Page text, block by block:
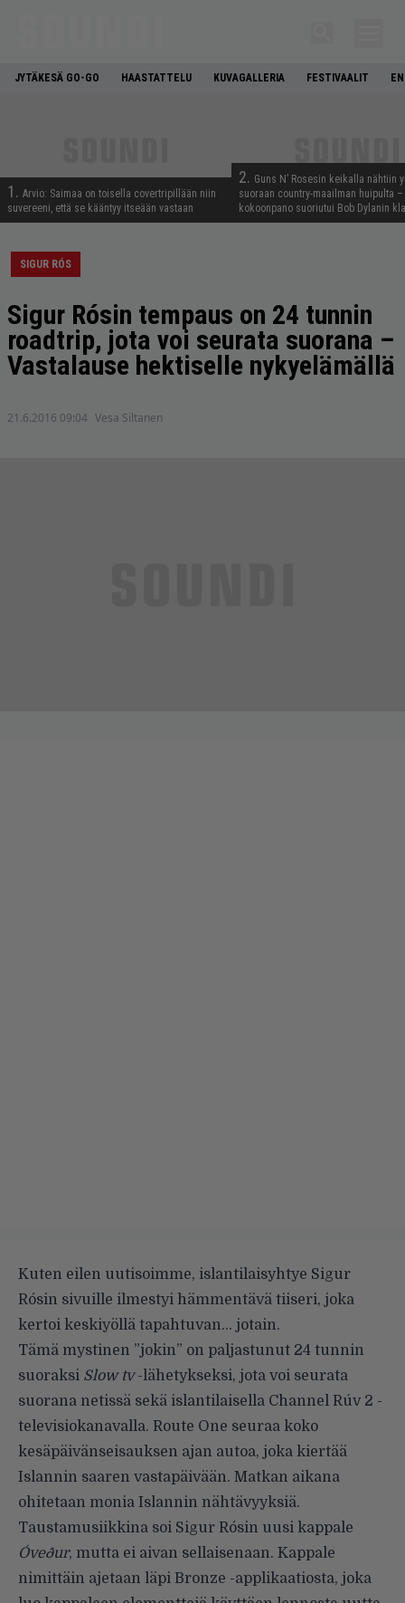
JYTÄKESÄ GO-GO HAASTATTELU KUVAGALLERIA FESTIVAALIT
1. Arvio: Saimaa on toisella covertripillään niin
suvereeni, että se kääntyy itseään vastaan
2. Guns N’ Rosesin keikalla nähtiin
suoraan country-maailman huipulta
kokoonpano suoriutui Bob Dylanin
SIGUR RÓS
Sigur Rósin tempaus on 24 tunnin
roadtrip, jota voi seurata suorana –
Vastalause hektiselle nykyelämällä
21.6.2016 09:04 Vesa Siltanen
Kuten eilen uutisoimme, islantilaisyhtye Sigur
Rósin sivuille ilmestyi hämmentävä tiiseri, joka
kertoi keskiyöllä tapahtuvan… jotain.
Tämä mystinen ”jokin” on paljastunut 24 tunnin
suoraksi Slow tv-lähetykseksi, jota voi seurata
suorana netissä sekä islantilaisella Channel Rúv 2 -
televisiokanavalla. Route One seuraa koko
kesäpäivänseisauksen ajan autoa, joka kiertää
Islannin saaren vastapäivään. Matkan aikana
ohitetaan monia Islannin nähtävyyksiä.
Taustamusiikkina soi Sigur Rósin uusi kappale
Óveður, mutta ei aivan sellaisenaan. Kappale
nimittäin ajetaan läpi Bronze -applikaatiosta, joka